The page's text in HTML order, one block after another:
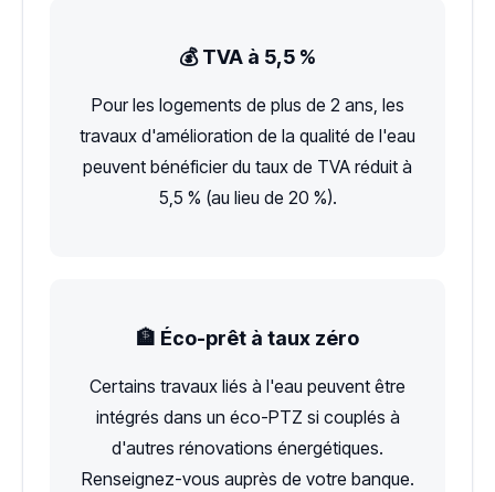
💰 TVA à 5,5 %
Pour les logements de plus de 2 ans, les
travaux d'amélioration de la qualité de l'eau
peuvent bénéficier du taux de TVA réduit à
5,5 % (au lieu de 20 %).
🏦 Éco-prêt à taux zéro
Certains travaux liés à l'eau peuvent être
intégrés dans un éco-PTZ si couplés à
d'autres rénovations énergétiques.
Renseignez-vous auprès de votre banque.